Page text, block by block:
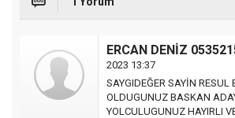
ERCAN DENİZ
2023 13:37
SAYGIDEĞER SAYİN
OLDUGUNUZ BASKAN
YOLCULUGUNUZ HAYIRLI